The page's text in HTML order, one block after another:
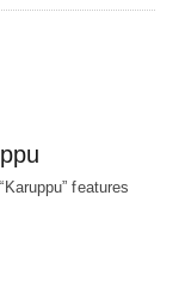
features